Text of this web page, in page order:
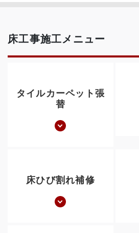
床工事施工メニュー
タイルカーペット張
替
床ひび割れ補修